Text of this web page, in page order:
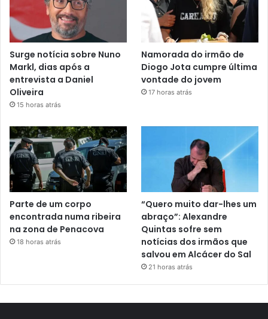
Surge notícia sobre Nuno
Markl, dias após a
entrevista a Daniel
Oliveira
15 horas atrás
Namorada do irmão de
Diogo Jota cumpre última
vontade do jovem
17 horas atrás
Parte de um corpo
encontrada numa ribeira
na zona de Penacova
18 horas atrás
“Quero muito dar-lhes um
abraço”: Alexandre
Quintas sofre sem
notícias dos irmãos que
salvou em Alcácer do Sal
21 horas atrás